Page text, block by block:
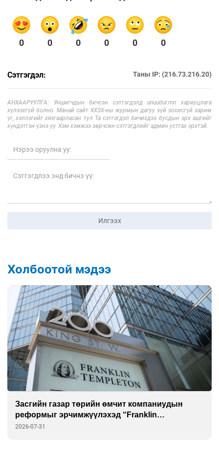
0 0 0 0 0 0
Сэтгэгдэл: Таны IP: (216.73.216.20)
АНХААРУУЛГА: Уншигчдын бичсэн сэтгэгдэлд unuudur.mn хариуцлага
хүлээхгүй болно. Манай сайт ХХЗХ-ны журмын дагуу зүй зохисгүй зарим
үг, хэллэгийг хязгаарласан тул Та сэтгэгдэл бичихдээ бусдын эрх ашгийг
хүндэтгэн үзнэ үү. Хэм хэмжээ зөрчсөн сэтгэгдлийг админ устгах эрхтэй.
Илгээх
Холбоотой мэдээ
“Шатахууны нөөц хангалттай” гэж гүрийсэн
төр эцэстээ үнэнд гүйцэгдэв
2026-07-31